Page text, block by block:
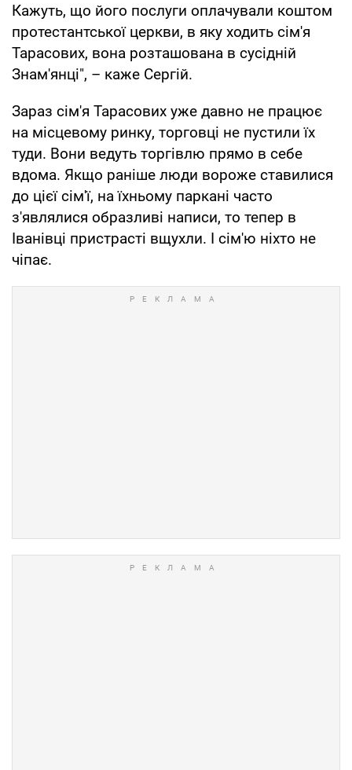
Кажуть, що його послуги оплачували коштом
протестантської церкви, в яку ходить сім'я
Тарасових, вона розташована в сусідній
Знам'янці", – каже Сергій.
Зараз сім'я Тарасових уже давно не працює
на місцевому ринку, торговці не пустили їх
туди. Вони ведуть торгівлю прямо в себе
вдома. Якщо раніше люди вороже ставилися
до цієї сім'ї, на їхньому паркані часто
з'являлися образливі написи, то тепер в
Іванівці пристрасті вщухли. І сім'ю ніхто не
чіпає.